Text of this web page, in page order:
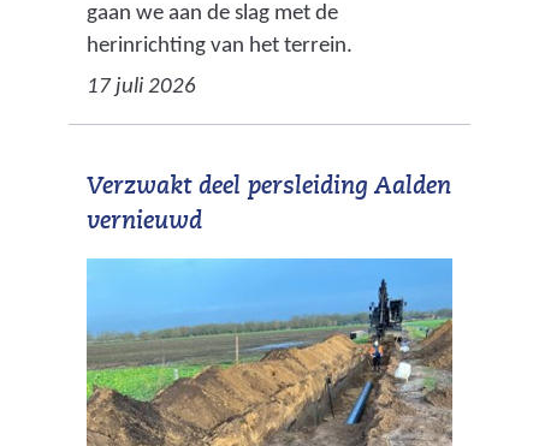
gaan we aan de slag met de
herinrichting van het terrein.
17 juli 2026
Verzwakt deel persleiding Aalden
vernieuwd